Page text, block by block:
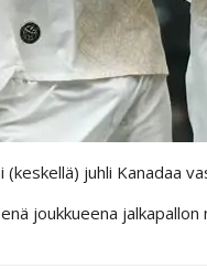
(keskellä) juhli Kanadaa
joukkueena